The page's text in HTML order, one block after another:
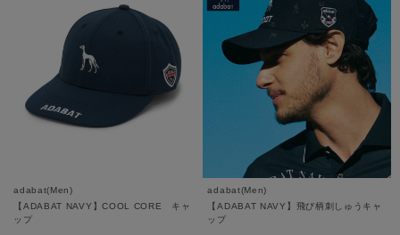
adabat(Men)
【ADABAT NAVY】COOL CORE キャ
ップ
adabat(Men)
【ADABAT NAVY】飛び柄刺しゅうキャ
ップ